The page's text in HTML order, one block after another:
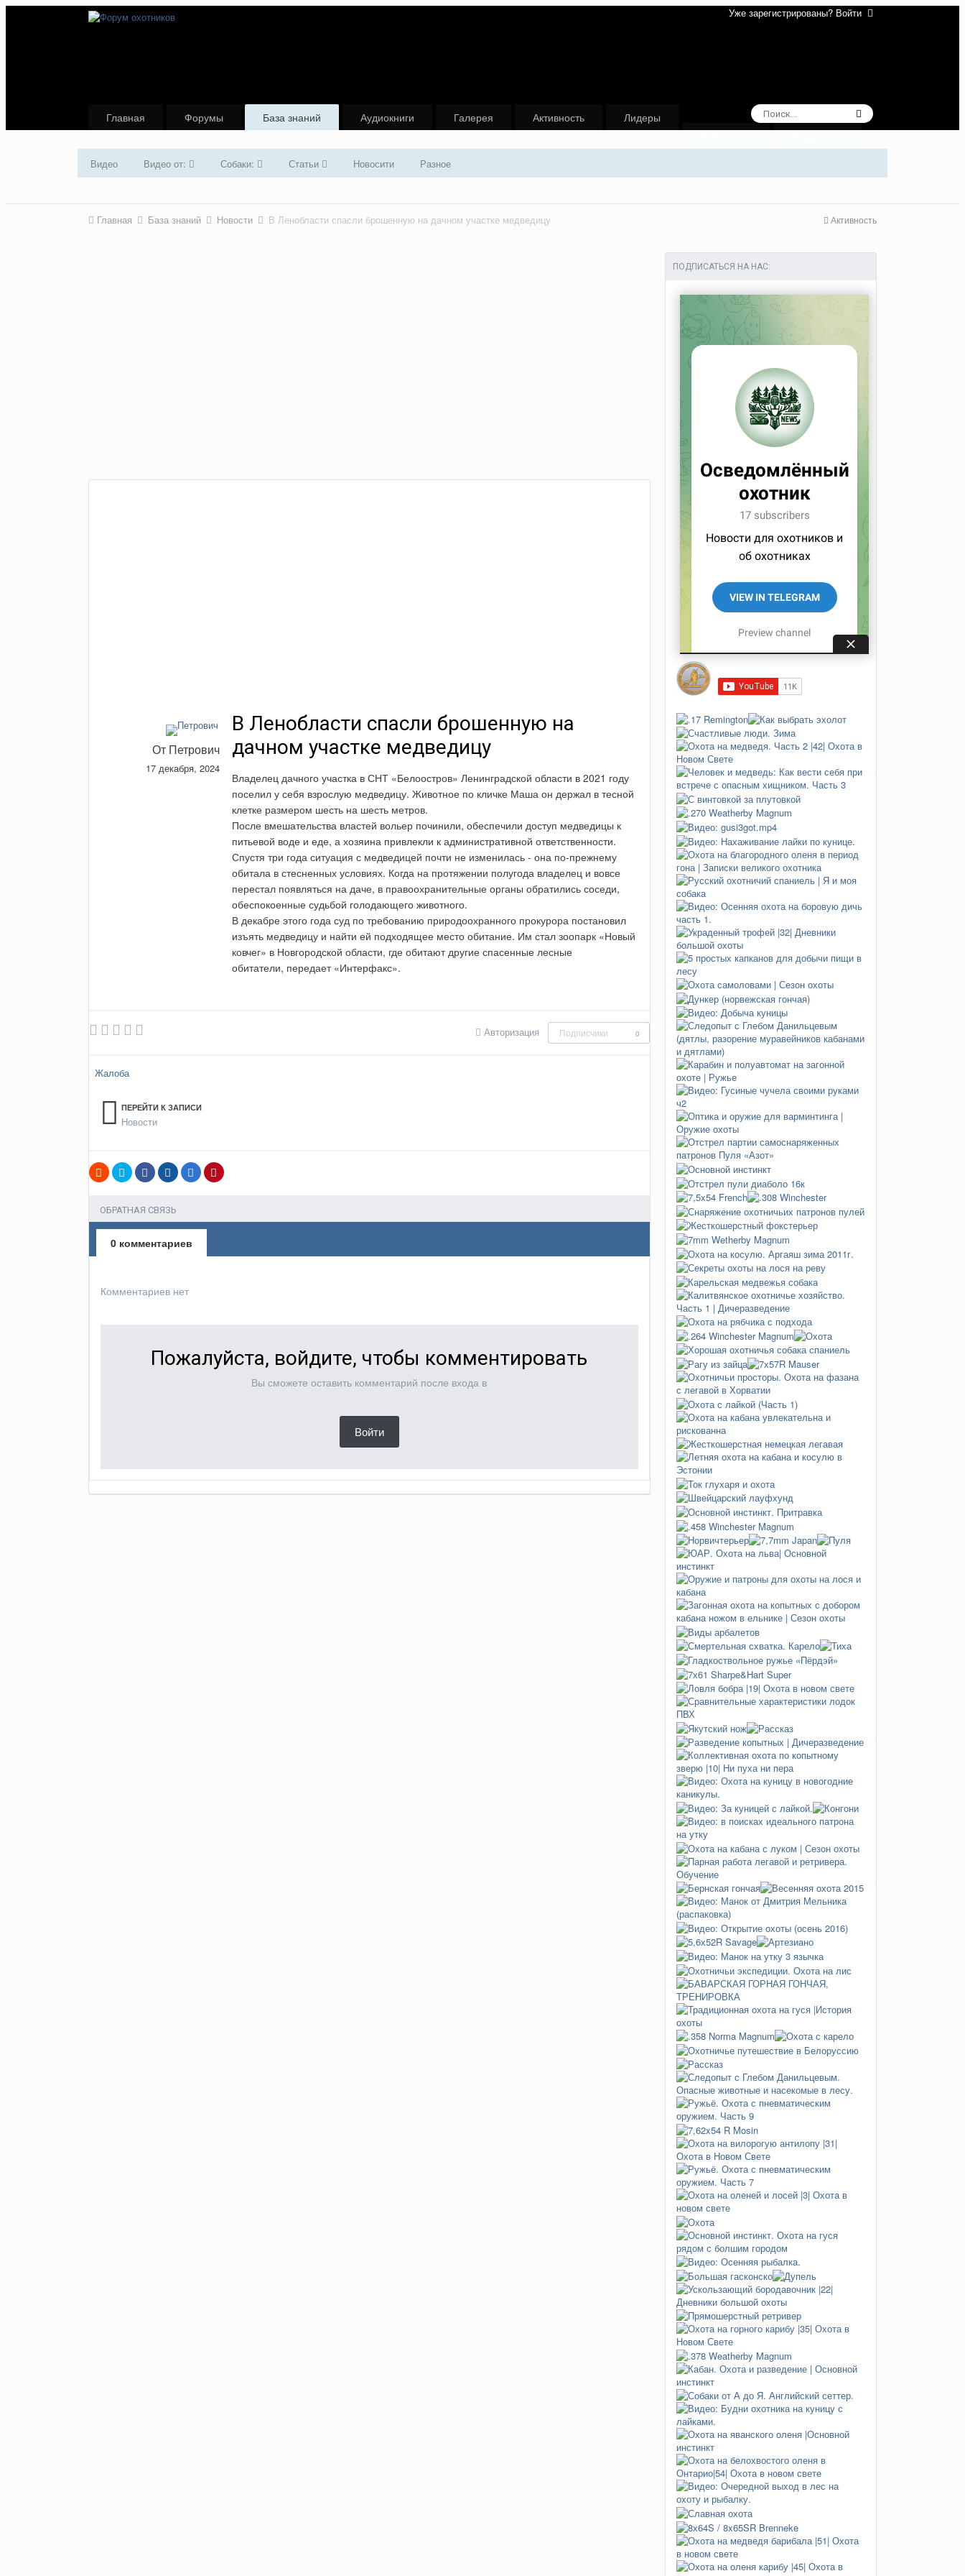
Уже зарегистрированы? Войти
Главная Форумы База знаний
Видео Видео от: Собаки: Статьи Новосити Разное
Аудиокниги Галерея Активность
Лидеры
Активность
Главная База знаний Новости В Ленобласти спасли брошенную на дачном участке медведицу
От Петрович
17 декабря, 2024
В Ленобласти спасли брошенную на
дачном участке медведицу
Владелец дачного участка в СНТ «Белоостров» Ленинградской области в 2021 году
поселил у себя взрослую медведицу. Животное по кличке Маша он держал в тесной
клетке размером шесть на шесть метров.
После вмешательства властей вольер починили, обеспечили доступ медведицы к
питьевой воде и еде, а хозяина привлекли к административной ответственности.
Спустя три года ситуация с медведицей почти не изменилась - она по-прежнему
обитала в стесненных условиях. Когда на протяжении полугода владелец и вовсе
перестал появляться на даче, в правоохранительные органы обратились соседи,
обеспокоенные судьбой голодающего животного.
В декабре этого года суд по требованию природоохранного прокурора постановил
изъять медведицу и найти ей подходящее место обитание. Им стал зоопарк «Новый
ковчег» в Новгородской области, где обитают другие спасенные лесные
обитатели, передает «Интерфакс».
Авторизация Подписчики 0
Жалоба
ПЕРЕЙТИ К ЗАПИСИ
Новости
ОБРАТНАЯ СВЯЗЬ
0 комментариев
Комментариев нет
Пожалуйста, войдите, чтобы комментировать
Вы сможете оставить комментарий после входа в
Войти
ПОДПИСАТЬСЯ НА НАС: